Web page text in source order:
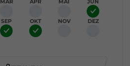
SEP OKT NOV DEZ